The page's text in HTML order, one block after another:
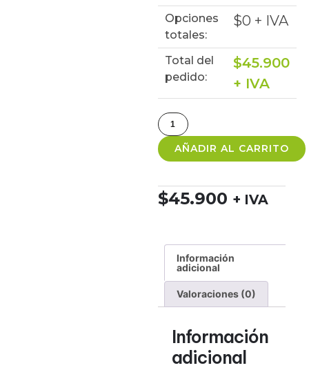
Opciones
totales:
$0 + IVA
Total del
pedido:
$45.900
+ IVA
AÑADIR AL CARRITO
$45.900 + IVA
Información
adicional
Valoraciones (0)
Información
adicional